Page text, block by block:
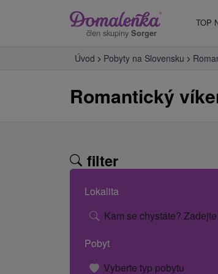
člen skupiny Sorger
TOP
Úvod Pobyty na Slovensku
Romantický
filter
Lokalita
Kam se chystáte?
Pobyt
Vyberte typ pobytu